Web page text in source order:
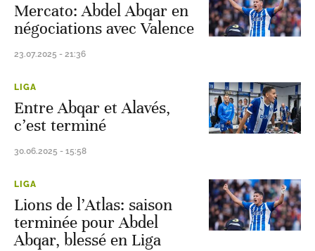
Mercato: Abdel Abqar en
négociations avec Valence
23.07.2025 - 21:36
LIGA
Entre Abqar et Alavés,
c’est terminé
30.06.2025 - 15:58
LIGA
Lions de l’Atlas: saison
terminée pour Abdel
Abqar, blessé en Liga